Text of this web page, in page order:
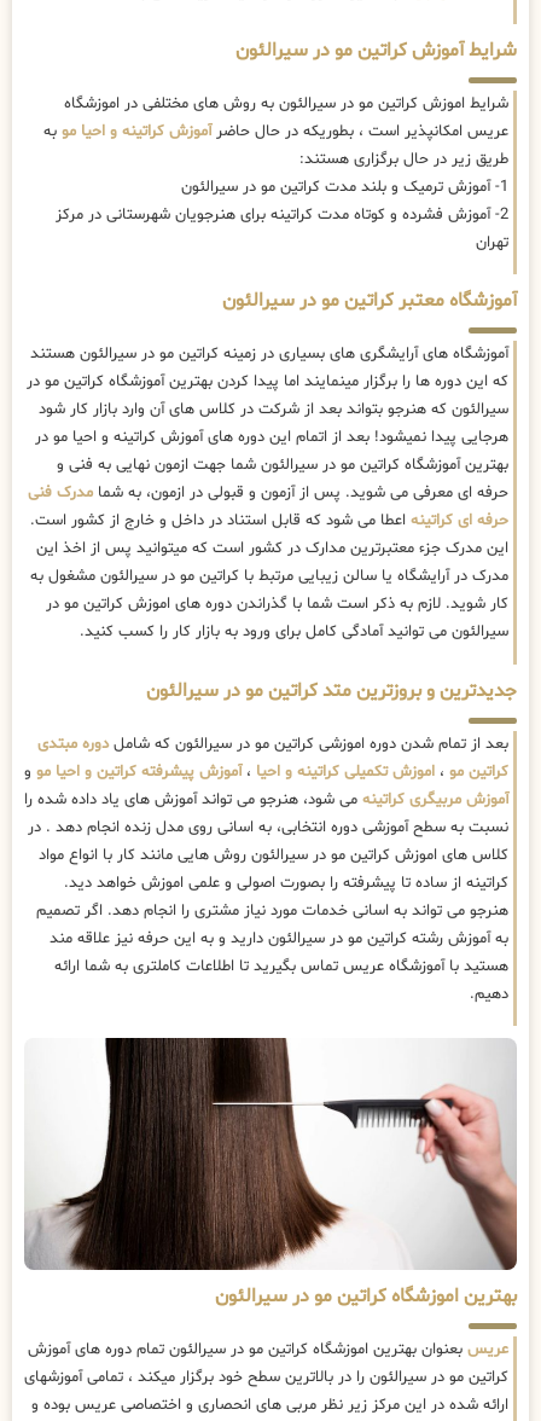
شرایط آموزش کراتین مو در سیرالئون
شرایط اموزش کراتین مو در سیرالئون به روش های مختلفی در اموزشگاه
عریس امکانپذیر است ، بطوریکه در حال حاضرآموزش کراتینه و احیا مو به
طریق زیر در حال برگزاری هستند:
1- آموزش ترمیک و بلند مدت کراتین مو در سیرالئون
2- آموزش فشرده و کوتاه مدت کراتینه برای هنرجویان شهرستانی در مرکز
تهران
آموزشگاه معتبر کراتین مو در سیرالئون
آموزشگاه های آرایشگری های بسیاری در زمینه کراتین مو در سیرالئون هستند
که این دوره ها را برگزار مینمایند اما پیدا کردن بهترین آموزشگاه کراتین مو در
سیرالئون که هنرجو بتواند بعد از شرکت در کلاس های آن وارد بازار کار شود
هرجایی پیدا نمیشود! بعد از اتمام این دوره های آموزش کراتینه و احیا مو در
بهترین آموزشگاه کراتین مو در سیرالئون شما جهت ازمون نهایی به فنی و
حرفه ای معرفی می شوید. پس از آزمون و قبولی در ازمون، به شما مدرک فنی
حرفه ای کراتینه اعطا می شود که قابل استناد در داخل و خارج از کشور است.
این مدرک جزء معتبرترین مدارک در کشور است که میتوانید پس از اخذ این
مدرک در آرایشگاه یا سالن زیبایی مرتبط با کراتین مو در سیرالئون مشغول به
کار شوید. لازم به ذکر است شما با گذراندن دوره های اموزش کراتین مو در
سیرالئون می توانید آمادگی کامل برای ورود به بازار کار را کسب کنید.
جدیدترین و بروزترین متد کراتین مو در سیرالئون
بعد از تمام شدن دوره اموزشی کراتین مو در سیرالئون که شاملدوره مبتدی
کراتین مو ، اموزش تکمیلی کراتینه و احیا ،آموزش پیشرفته کراتین و احیا مو و
آموزش مربیگری کراتینه می شود، هنرجو می تواند آموزش های یاد داده شده را
نسبت به سطح آموزشی دوره انتخابی، به اسانی روی مدل زنده انجام دهد . در
کلاس های اموزش کراتین مو در سیرالئون روش هایی مانند کار با انواع مواد
کراتینه از ساده تا پیشرفته را بصورت اصولی و علمی اموزش خواهد دید.
هنرجو می تواند به اسانی خدمات مورد نیاز مشتری را انجام دهد. اگر تصمیم
به آموزش رشته کراتین مو در سیرالئون دارید و به این حرفه نیز علاقه مند
هستید با آموزشگاه عریس تماس بگیرید تا اطلاعات کاملتری به شما ارائه
دهیم.
بهترین اموزشگاه کراتین مو در سیرالئون
عریس بعنوان بهترین اموزشگاه کراتین مو در سیرالئون تمام دوره های آموزش
کراتین مو در سیرالئون را در بالاترین سطح خود برگزار میکند ، تمامی آموزشهای
ارائه شده در این مرکز زیر نظر مربی های انحصاری و اختصاصی عریس بوده و